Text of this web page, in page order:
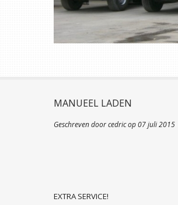
MANUEEL LADEN
Geschreven door cedric op07 juli 2015
EXTRA SERVICE!